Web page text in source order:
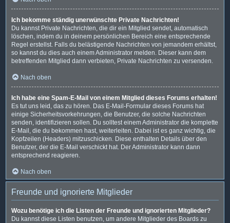
Ich bekomme ständig unerwünschte Private Nachrichten!
Du kannst Private Nachrichten, die dir ein Mitglied sendet, automatisch
löschen, indem du in deinem persönlichen Bereich eine entsprechende
Regel erstellst. Falls du belästigende Nachrichten von jemandem erhältst,
so kannst du dies auch einem Administrator melden. Dieser kann dem
betreffenden Mitglied dann verbieten, Private Nachrichten zu versenden.
Nach oben
Ich habe eine Spam-E-Mail von einem Mitglied dieses Forums erhalten!
Es tut uns leid, das zu hören. Das E-Mail-Formular dieses Forums hat
einige Sicherheitsvorkehrungen, die Benutzer, die solche Nachrichten
senden, identifizieren sollen. Du solltest einem Administrator die komplette
E-Mail, die du bekommen hast, weiterleiten. Dabei ist es ganz wichtig, die
Kopfzeilen (Headers) mitzuschicken. Diese enthalten Details über den
Benutzer, der die E-Mail verschickt hat. Der Administrator kann dann
entsprechend reagieren.
Nach oben
Freunde und ignorierte Mitglieder
Wozu benötige ich die Listen der Freunde und ignorierten Mitglieder?
Du kannst diese Listen benutzen, um andere Mitglieder des Boards zu